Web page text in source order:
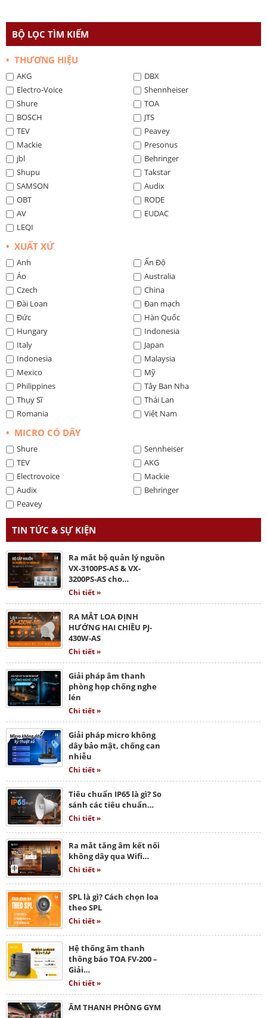
BỘ LỌC TÌM KIẾM
• THƯƠNG HIỆU
AKG
DBX
Electro-Voice
Shennheiser
Shure
TOA
BOSCH
JTS
TEV
Peavey
Mackie
Presonus
jbl
Behringer
Shupu
Takstar
SAMSON
Audix
OBT
RODE
AV
EUDAC
LEQI
• XUẤT XỨ
Anh
Ấn Độ
Áo
Australia
Czech
China
Đài Loan
Đan mạch
Đức
Hàn Quốc
Hungary
Indonesia
Italy
Japan
Indonesia
Malaysia
Mexico
Mỹ
Philippines
Tây Ban Nha
Thụy Sĩ
Thái Lan
Romania
Việt Nam
• MICRO CÓ DÂY
Shure
Sennheiser
TEV
AKG
Electrovoice
Mackie
Audix
Behringer
Peavey
TIN TỨC & SỰ KIỆN
Ra mắt bộ quản lý nguồn
VX-3100PS-AS & VX-
3200PS-AS cho…
Chi tiết »
RA MẮT LOA ĐỊNH
HƯỚNG HAI CHIỀU PJ-
430W-AS
Chi tiết »
Giải pháp âm thanh
phòng họp chống nghe
lén
Chi tiết »
Giải pháp micro không
dây bảo mật, chống can
nhiễu
Chi tiết »
Tiêu chuẩn IP65 là gì? So
sánh các tiêu chuẩn…
Chi tiết »
Ra mắt tăng âm kết nối
không dây qua Wifi…
Chi tiết »
SPL là gì? Cách chọn loa
theo SPL
Chi tiết »
Hệ thống âm thanh
thông báo TOA FV-200 –
Giải…
Chi tiết »
ÂM THANH PHÒNG GYM